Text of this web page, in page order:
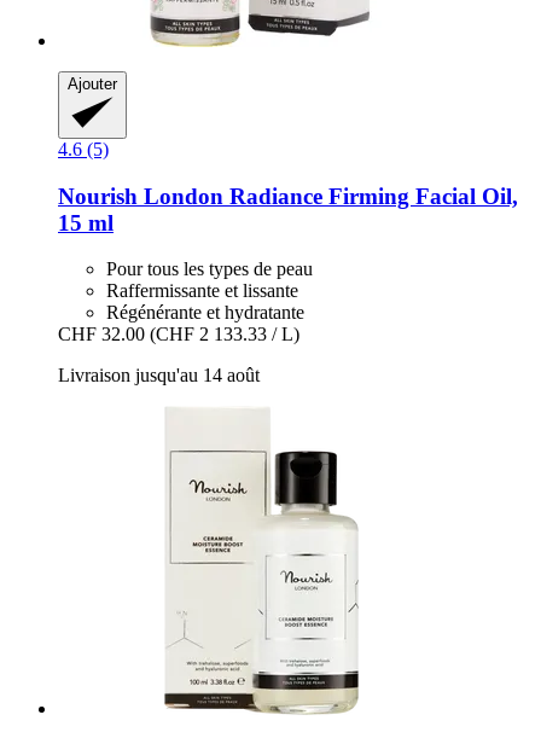
Ajouter
4.6 (5)
Nourish London Radiance Firming Facial Oil,
15 ml
Pour tous les types de peau
Raffermissante et lissante
Régénérante et hydratante
CHF 32.00 (CHF 2 133.33 / L)
Livraison jusqu'au 14 août